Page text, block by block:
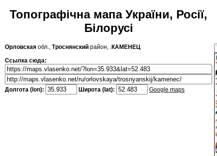
Топографічна мапа України, Росії,
Білорусі
Орловская обл., Троснянский район, .КАМЕНЕЦ
Ссылка сюда:
Долгота (lon): Широта (lat): Google maps